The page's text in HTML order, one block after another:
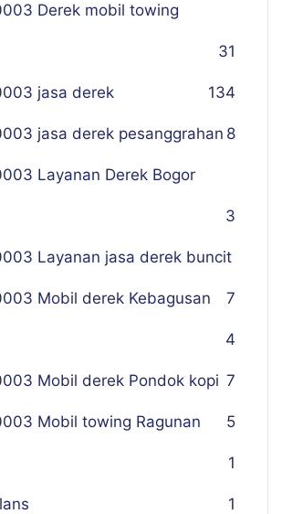
Derek mobil towing
31
jasa derek 134
jasa derek pesanggrahan 8
Layanan Derek Bogor
3
Layanan jasa derek buncit
7
Mobil derek Kebagusan
4
Mobil derek Pondok kopi 7
Mobil towing Ragunan 5
1
1